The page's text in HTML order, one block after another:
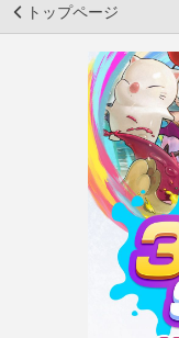
トップページ